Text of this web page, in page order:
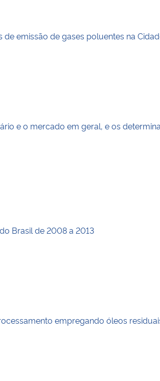
emissão de gases poluentes na
e o mercado em geral, e os
Brasil de 2008 a 2013
empregando óleos